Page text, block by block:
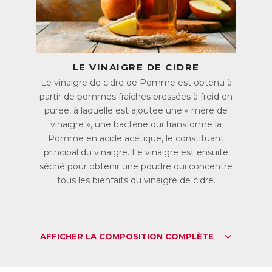
d’une qualité exceptionnelle où toutes les vertus naturelles
sont préservées.
Deux gummies par jour suffisent !
6225895
Télécharger la fiche produit
LE VINAIGRE DE CIDRE
Le vinaigre de cidre de Pomme est obtenu à
partir de pommes fraîches pressées à froid en
purée, à laquelle est ajoutée une « mère de
vinaigre », une bactérie qui transforme la
Pomme en acide acétique, le constituant
principal du vinaigre. Le vinaigre est ensuite
séché pour obtenir une poudre qui concentre
tous les bienfaits du vinaigre de cidre.
AFFICHER LA COMPOSITION COMPLÈTE